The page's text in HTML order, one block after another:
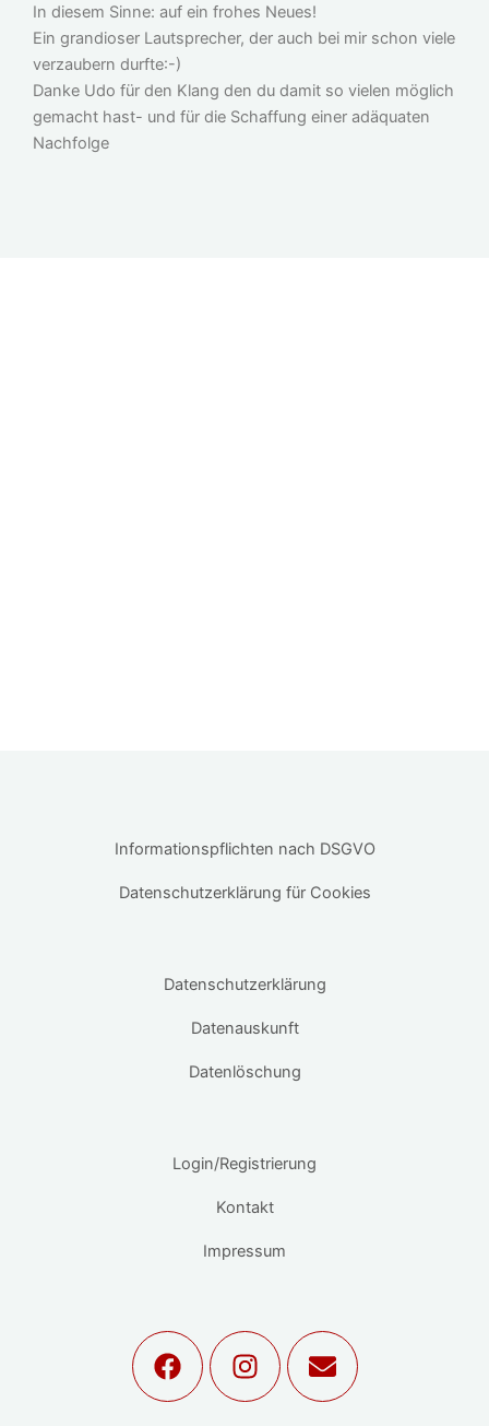
In diesem Sinne: auf ein frohes Neues!
Ein grandioser Lautsprecher, der auch bei mir schon viele
verzaubern durfte:-)
Danke Udo für den Klang den du damit so vielen möglich
gemacht hast- und für die Schaffung einer adäquaten
Nachfolge
Informationspflichten nach DSGVO
Datenschutzerklärung für Cookies
Datenschutzerklärung
Datenauskunft
Datenlöschung
Login/Registrierung
Kontakt
Impressum
F
a
c
I
n
s
E
n
v